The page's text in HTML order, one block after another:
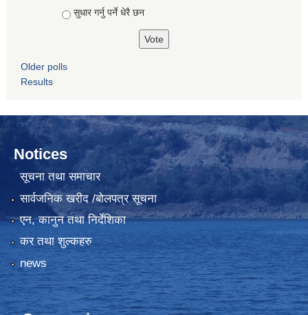
सुधार गर्नु पर्ने धेरै छन
Older polls
Results
Notices
सूचना तथा समाचार
सार्वजनिक खरीद /बोलपत्र सूचना
एन, कानुन तथा निर्देशिका
कर तथा शुल्कहरु
news